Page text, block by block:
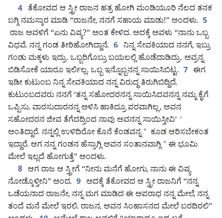
4 ತೆಕೋವದ ಆ ಸ್ತ್ರೀ ರಾಜನ ಹತ್ರ ಹೋಗಿ ಮಂಡಿಯೂರಿ ನೆಲದ ತನಕ
ಬಗ್ಗಿ ನಮಸ್ಕಾರ ಮಾಡಿ “ರಾಜನೇ, ನನಗೆ ಸಹಾಯ ಮಾಡು!” ಅಂದಳು. 5
ರಾಜ ಅವಳಿಗೆ “ಏನು ವಿಷ್ಯ?” ಅಂತ ಕೇಳಿದ. ಅದಕ್ಕೆ ಅವಳು “ನಾನು ಒಬ್ಬ
ವಿಧವೆ. ನನ್ನ ಗಂಡ ತೀರಿಹೋಗಿದ್ದಾನೆ. 6 ನಿನ್ನ ಸೇವಕಿಯಾದ ನನಗೆ, ಇಬ್ರು
ಗಂಡು ಮಕ್ಕಳು ಇದ್ರು. ಒಬ್ಬರಿಗೊಬ್ರು ಬಯಲಲ್ಲಿ ಹೊಡೆದಾಡಿದ್ರು. ಅವ್ರನ್ನ
ಬಿಡಿಸೋಕೆ ಯಾರೂ ಇರ್ಲಿಲ್ಲ. ಒಬ್ಬ ಇನ್ನೊಬ್ಬನನ್ನ ಸಾಯಿಸಿಬಿಟ್ಟ. 7 ಈಗ
ಇಡೀ ಕುಟುಂಬ ನಿನ್ನ ಸೇವಕಿಯಾದ ನನ್ನ ವಿರುದ್ಧ ತಿರುಗಿಬಿದ್ದಿದೆ.
ಕುಟುಂಬದವರು ನನಗೆ ‘ತನ್ನ ಸಹೋದರನನ್ನ ಸಾಯಿಸಿದವನನ್ನ ನಮ್ಮ ಕೈಗೆ
ಒಪ್ಪಿಸು. ವಾರಸುದಾರನನ್ನ ಅಳಿಸಿ ಹಾಕಿದ್ರೂ ಪರವಾಗಿಲ್ಲ, ಅವನ
ಸಹೋದರನ ಜೀವ ತೆಗೆದದ್ರಿಂದ ನಾವು ಅವನನ್ನ ಸಾಯಿಸ್ತೀವಿ’ +
ಅಂತಿದ್ದಾರೆ. ನನ್ನಲ್ಲಿ ಉಳಿದಿರೋ ಕೊನೆ ಕೆಂಡವನ್ನ * ಕೂಡ ಆರಿಸಬೇಕಂತ
ಇದ್ದಾರೆ. ಆಗ ನನ್ನ ಗಂಡನ ಹೆಸ್ರಾಗ್ಲಿ ಅವನ ಸಂತಾನವಾಗ್ಲಿ *ಈ ಭೂಮಿ
ಮೇಲೆ ಇಲ್ಲದೆ ಹೋಗುತ್ತೆ” ಅಂದಳು.
8 ಆಗ ರಾಜ ಆ ಸ್ತ್ರೀಗೆ “ನೀನು ಮನೆಗೆ ಹೋಗು, ನಾನು ಈ ವಿಷ್ಯ
ನೋಡ್ಕೊಳ್ತೀನಿ” ಅಂದ. 9 ಅದಕ್ಕೆ ತೆಕೋವದ ಆ ಸ್ತ್ರೀ ರಾಜನಿಗೆ “ನನ್ನ
ಒಡೆಯನಾದ ರಾಜನೇ, ನನ್ನ ಮಗ ಮಾಡಿದ ಈ ಅಪರಾಧ ನನ್ನ ಮೇಲೆ, ನನ್ನ
ತಂದೆ ಮನೆ ಮೇಲೆ ಇರಲಿ. ರಾಜನ, ಅವನ ಸಿಂಹಾಸನದ ಮೇಲೆ ಬರದಿರಲಿ”